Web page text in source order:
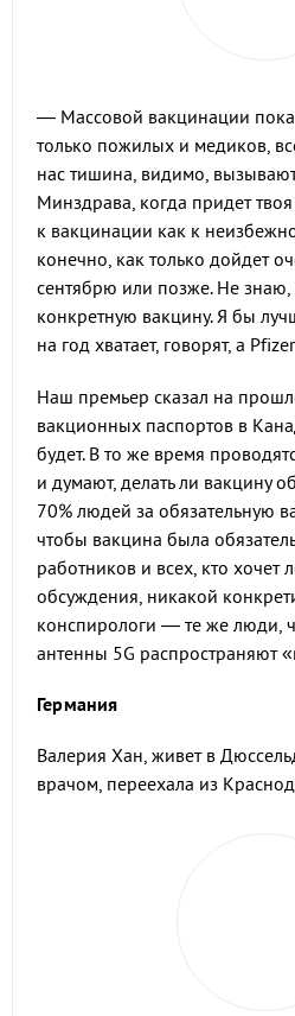
— Массовой вакцинации
только пожилых и медиков,
нас тишина, видимо,
Минздрава, когда придет
к вакцинации как к
конечно, как только дойдет
сентябрю или позже. Не
конкретную вакцину. Я бы
на год хватает, говорят, а
Наш премьер сказал на
вакционных паспортов в
будет. В то же время
и думают, делать ли вакцину
70% людей за обязательную
чтобы вакцина была
работников и всех, кто хочет
обсуждения, никакой
конспирологи — те же люди,
антенны 5G распространяют
Германия
Валерия Хан, живет в
врачом, переехала из